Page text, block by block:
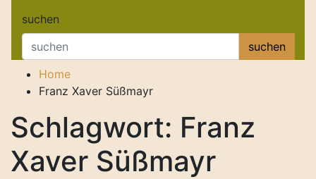
suchen
suchen
Home
Franz Xaver Süßmayr
Schlagwort: Franz
Xaver Süßmayr